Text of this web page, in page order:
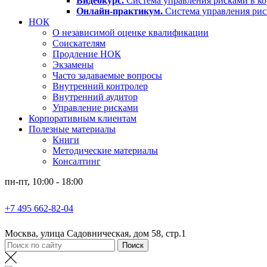
Онлайн-практикум. Система управления
НОК
О независимой оценке квалификации
Соискателям
Продление НОК
Экзамены
Часто задаваемые вопросы
Внутренний контролер
Внутренний аудитор
Управление рисками
Корпоративным клиентам
Полезные материалы
Книги
Методические материалы
Консалтинг
пн-пт, 10:00 - 18:00
+7 495 662-82-04
Москва, улица Садовническая, дом 58, стр.1